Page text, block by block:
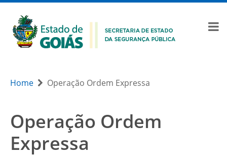
Home Operação Ordem Expressa
Operação Ordem
Expressa